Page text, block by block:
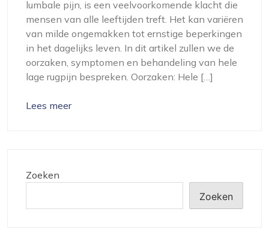
lumbale pijn, is een veelvoorkomende klacht die
mensen van alle leeftijden treft. Het kan variëren
van milde ongemakken tot ernstige beperkingen
in het dagelijks leven. In dit artikel zullen we de
oorzaken, symptomen en behandeling van hele
lage rugpijn bespreken. Oorzaken: Hele […]
Lees meer
Zoeken
Zoeken